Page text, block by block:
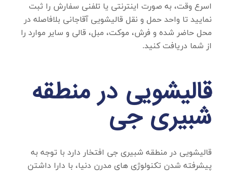
اسرع وقت، به صورت اینترنتی یا تلفنی سفارش را ثبت
نمایید تا واحد حمل و نقل قالیشویی آقاجانی بلافاصله در
محل حاضر شده و فرش، موکت، مبل، قالی و سایر موارد را
از شما دریافت کنید.
قالیشویی در منطقه
شبیری جی
قالیشویی در منطقه شبیری جی افتخار دارد با توجه به
پیشرفته شدن تکنولوژی های مدرن دنیا، با دارا داشتن